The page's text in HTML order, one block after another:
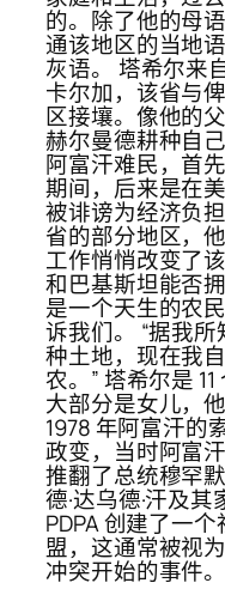
的。除了他的母
通该地区的当地
灰语。 塔希尔来
卡尔加，该省与
区接壤。像他的
赫尔曼德耕种自
阿富汗难民，首
期间，后来是在
被诽谤为经济负
省的部分地区，
工作悄悄改变了
和巴基斯坦能否
是一个天生的农
诉我们。 “据我
种土地，现在我
农。” 塔希尔是
大部分是女儿，
1978 年阿富汗的
政变，当时阿富
推翻了总统穆罕
德·达乌德·汗及
PDPA 创建了一
盟，这通常被视
冲突开始的事件。